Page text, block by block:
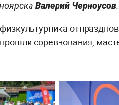
Валерий Черноусов.
соревнования,